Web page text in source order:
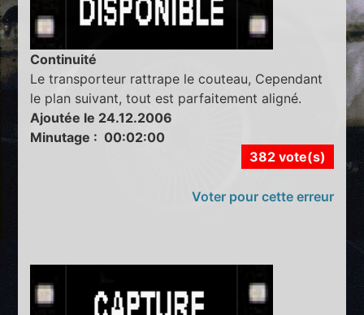
Continuité
Le transporteur rattrape le couteau, Cependant
le plan suivant, tout est parfaitement aligné.
Ajoutée le 24.12.2006
Minutage : 00:02:00
382 vote(s)
Voter pour cette erreur